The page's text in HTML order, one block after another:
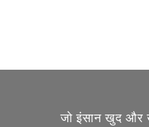
जो इंसान खुद